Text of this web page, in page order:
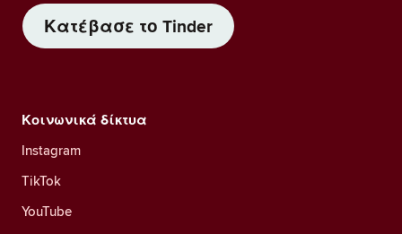
Κατέβασε το Tinder
Κοινωνικά δίκτυα
Instagram
TikTok
YouTube